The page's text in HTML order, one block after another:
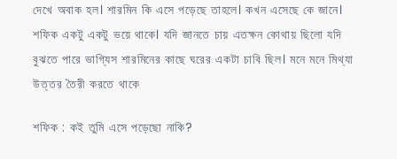
দেখে অবাক হল। শারমিন কি এসে পড়েছে তাহলে। কখন এসেছে কে জানে।
শফিক একটু একটু ভয়ে থাকে। যদি জানতে চায় এতক্ষন কোথায় ছিলো যদি
বুঝতে পারে ভাগ্যিস শারমিনের কাছে ঘরের একটা চাবি ছিল। মনে মনে মিথ্যা
উত্তর তৈরী করতে থাকে
শফিক : কই তুমি এসে পড়েছো নাকি?